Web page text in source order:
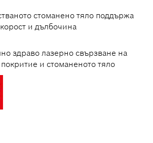
стоманено тяло поддържа
и дълбочина
здраво лазерно свързване на
и стоманеното тяло